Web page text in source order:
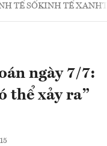
TẾ SỐKINH TẾ XANH
ngày 7/7:
thể xảy ra”